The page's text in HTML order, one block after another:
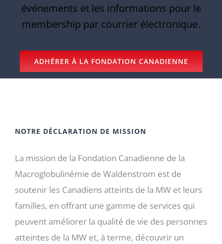
événements et les informations pour le
membership par courrier électronique.
ADHÉRER À LA FONDATION CANADIENNE
NOTRE DÉCLARATION DE MISSION
La mission de la Fondation Canadienne de la
Macroglobulinémie de Waldenstrom est de
soutenir les Canadiens atteints de la MW et leurs
familles, en offrant une gamme de services qui
peuvent améliorer la qualité de vie des personnes
atteintes de la MW et, à terme, découvrir un